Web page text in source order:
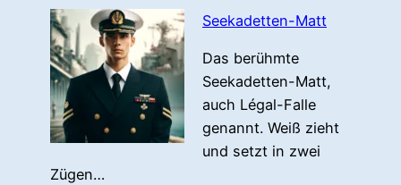
Seekadetten-Matt
Das berühmte
Seekadetten-Matt,
auch Légal-Falle
genannt. Weiß zieht
und setzt in zwei
Zügen…